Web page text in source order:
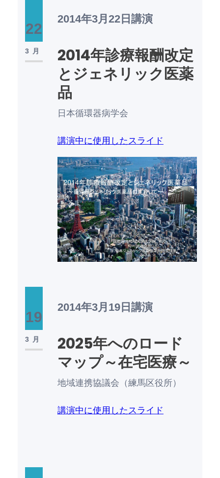
22
3月
2014年3月22日 講演
2014年診療報酬改定
とジェネリック医薬
品
日本循環器病学会
講演中に使用したスライド
19
3月
2014年3月19日 講演
2025年へのロード
マップ～在宅医療～
地域連携協議会（練馬区役所）
講演中に使用したスライド